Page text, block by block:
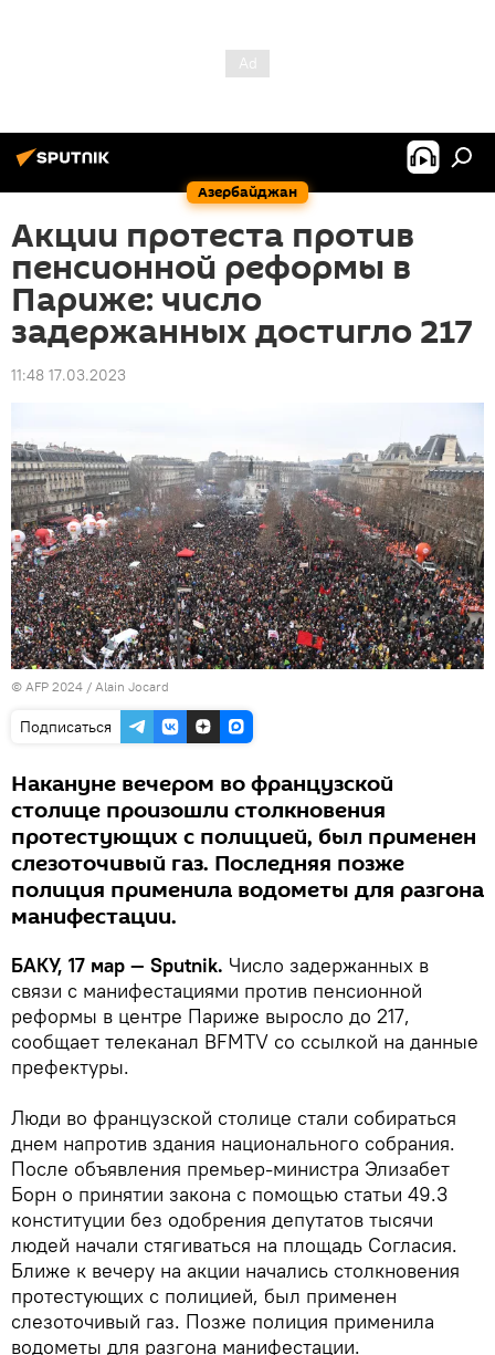
Азербайджан
Акции протеста против
пенсионной реформы в
Париже: число
задержанных достигло 217
11:48 17.03.2023
© AFP 2024 / Alain Jocard
Подписаться
Накануне вечером во французской
столице произошли столкновения
протестующих с полицией, был применен
слезоточивый газ. Последняя позже
полиция применила водометы для разгона
манифестации.
БАКУ, 17 мар — Sputnik. Число задержанных в
связи с манифестациями против пенсионной
реформы в центре Париже выросло до 217,
сообщает телеканал BFMTV со ссылкой на данные
префектуры.
Люди во французской столице стали собираться
днем напротив здания национального собрания.
После объявления премьер-министра Элизабет
Борн о принятии закона с помощью статьи 49.3
конституции без одобрения депутатов тысячи
людей начали стягиваться на площадь Согласия.
Ближе к вечеру на акции начались столкновения
протестующих с полицией, был применен
слезоточивый газ. Позже полиция применила
водометы для разгона манифестации.